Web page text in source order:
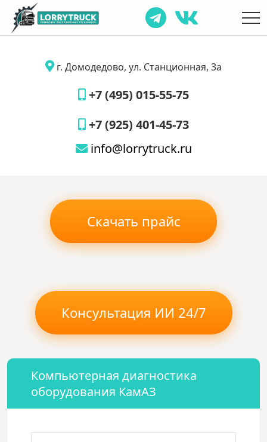
г. Домодедово, ул. Станционная, 3а
+7 (495) 015-55-75
+7 (925) 401-45-73
info@lorrytruck.ru
Скачать прайс
Консультация ИИ 24/7
Компьютерная диагностика
оборудования КамАЗ